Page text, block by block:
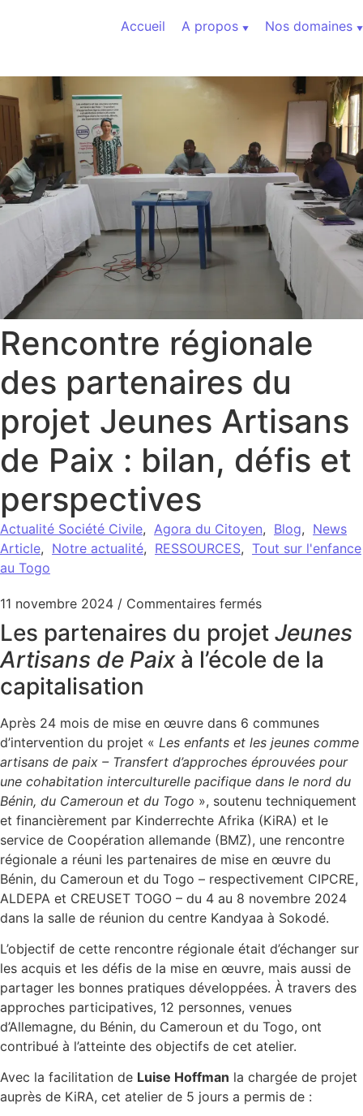
Accueil
A propos Nos domaines
Rencontre régionale
des partenaires du
projet Jeunes Artisans
de Paix : bilan, défis et
perspectives
Actualité Société Civile, Agora du Citoyen, Blog, News
Article, Notre actualité, RESSOURCES, Tout sur l'enfance
au Togo
11 novembre 2024 / Commentaires ferméssur Rencontre
Les partenaires du projet Jeunes
Artisans de Paixà l’école de la
capitalisation
Après 24 mois de mise en œuvre dans 6 communes
d’intervention du projet « Les enfants et les jeunes comme
artisans de paix – Transfert d’approches éprouvées pour
une cohabitation interculturelle pacifique dans le nord du
Bénin, du Cameroun et du Togo », soutenu techniquement
et financièrement par Kinderrechte Afrika (KiRA) et le
service de Coopération allemande (BMZ), une rencontre
régionale a réuni les partenaires de mise en œuvre du
Bénin, du Cameroun et du Togo – respectivement CIPCRE,
ALDEPA et CREUSET TOGO – du 4 au 8 novembre 2024
dans la salle de réunion du centre Kandyaa à Sokodé.
L’objectif de cette rencontre régionale était d’échanger sur
les acquis et les défis de la mise en œuvre, mais aussi de
partager les bonnes pratiques développées. À travers des
approches participatives, 12 personnes, venues
d’Allemagne, du Bénin, du Cameroun et du Togo, ont
contribué à l’atteinte des objectifs de cet atelier.
Avec la facilitation de Luise Hoffman la chargée de projet
auprès de KiRA, cet atelier de 5 jours a permis de :